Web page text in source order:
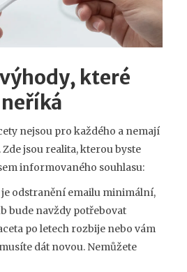
které
nejsou pro každého a nemají
jsou realita, kterou byste
informovaného souhlasu:
odstranění emailu minimální,
bude navždy potřebovat
po letech rozbije nebo vám
dát novou. Nemůžete